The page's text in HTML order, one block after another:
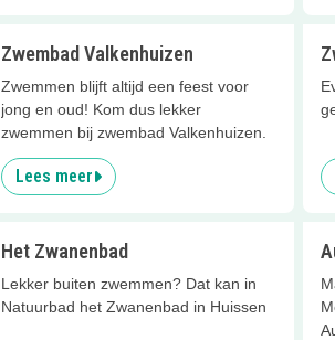
Zwembad Valkenhuizen
Zwemmen blijft altijd een feest voor
jong en oud! Kom dus lekker
zwemmen bij zwembad Valkenhuizen.
Lees meer
Het Zwanenbad
Lekker buiten zwemmen? Dat kan in
Natuurbad het Zwanenbad in Huissen